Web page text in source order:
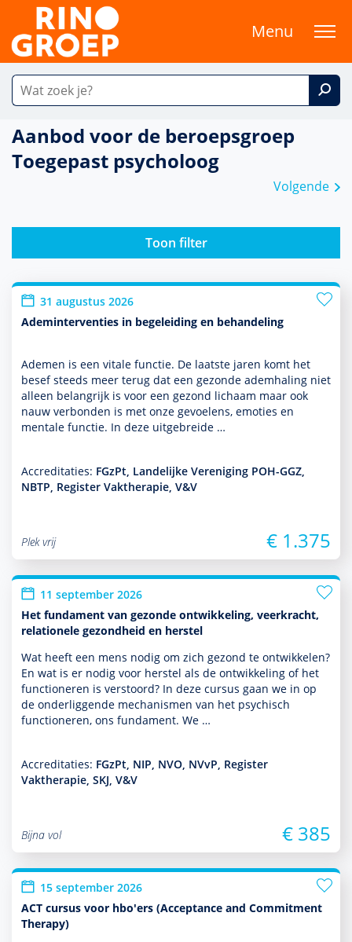
Menu
Aanbod voor de beroepsgroep
Toegepast psycholoog
Volgende
Toon filter
31 augustus 2026
Ademinterventies in begeleiding en behandeling
Ademen is een vitale functie. De laatste jaren komt het
besef steeds meer terug dat een gezonde ademhaling niet
alleen belang­rijk is voor een gezond lichaam maar ook
nauw verbonden is met onze gevoelens, emoties en
mentale functie. In deze uit­ge­breide …
Accreditaties: FGzPt, Landelijke Vereniging POH-GGZ,
NBTP, Register Vaktherapie, V&V
Plek vrij € 1.375
11 september 2026
Het fundament van gezonde ontwikkeling, veerkracht,
relationele gezondheid en herstel
Wat heeft een mens nodig om zich gezond te ontwik­kelen?
En wat is er nodig voor herstel als de ont­wikke­ling of het
functio­neren is verstoord? In deze cursus gaan we in op
de onderliggende mechanismen van het psychisch
functio­neren, ons fundament. We …
Accreditaties: FGzPt, NIP, NVO, NVvP, Register
Vaktherapie, SKJ, V&V
Bijna vol € 385
15 september 2026
ACT cursus voor hbo'ers (Acceptance and Commitment
Therapy)